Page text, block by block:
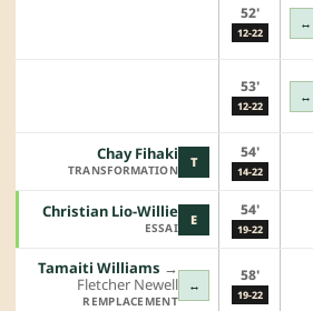
52'
12-22
↔
53'
12-22
↔
T
Chay Fihaki
TRANSFORMATION
54'
14-22
E
Christian Lio-Willie
ESSAI
54'
19-22
↔
Tamaiti Williams →︎
Fletcher Newell
REMPLACEMENT
58'
19-22